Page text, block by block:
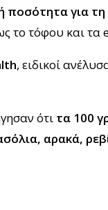
ποσότητα για
το τόφου και τα
, ειδικοί
ότι τα 100
αρακά,